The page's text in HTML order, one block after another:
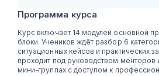
Программа курса
Курс включает 14 модулей основной
блоки. Учеников ждёт разбор 6
ситуационных кейсов и практических
проходит под руководством менторов
мини-группах с доступом к